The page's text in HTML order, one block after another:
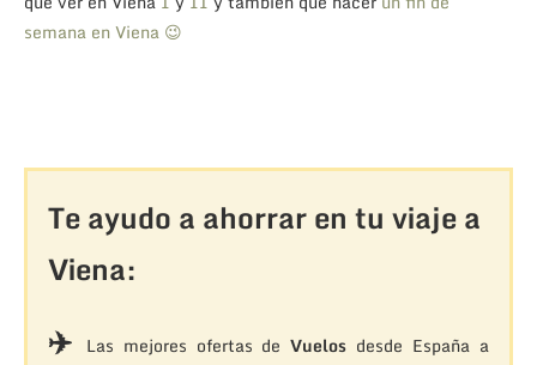
semana en Viena 😉
Te ayudo a ahorrar en tu viaje a
Viena:
✈️ Las mejores ofertas deVuelos desde España a